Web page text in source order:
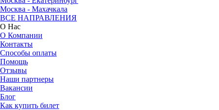
Москва - Махачкала
ВСЕ НАПРАВЛЕНИЯ
О Нас
О Компании
Контакты
Способы оплаты
Помощь
Отзывы
Наши партнеры
Вакансии
Блог
Как купить билет